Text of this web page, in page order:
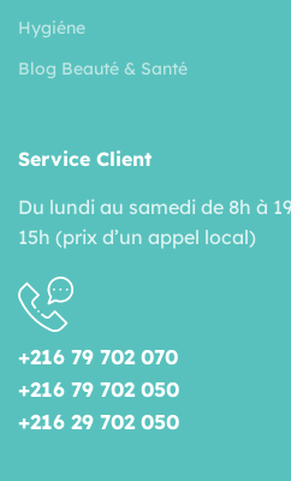
Hygiéne
Blog Beauté & Santé
Service Client
Du lundi au samedi de 8h à
15h (prix d’un appel local)
+216 79 702 070
+216 79 702 050
+216 29 702 050